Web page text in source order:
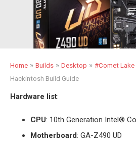
Home » Builds » Desktop » #Comet Lake
Hackintosh Build Guide
Hardware list:
CPU: 10th Generation Intel®
Motherboard: GA-Z490 UD